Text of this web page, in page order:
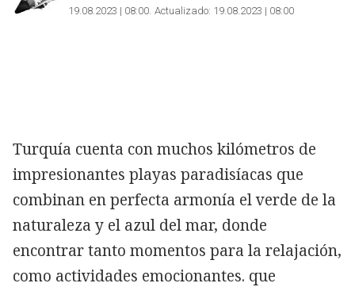
19.08.2023 | 08:00 Actualizado: 19.08.2023 | 08:00
Turquía cuenta con muchos kilómetros de
impresionantes playas paradisíacas que
combinan en perfecta armonía el verde de la
naturaleza y el azul del mar, donde
encontrar tanto momentos para la relajación,
como actividades emocionantes. que